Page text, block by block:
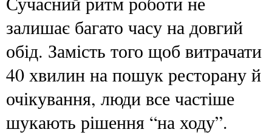
залишає багато часу на довгий
обід. Замість того щоб витрачати
40 хвилин на пошук ресторану й
очікування, люди все частіше
шукають рішення “на ходу”.